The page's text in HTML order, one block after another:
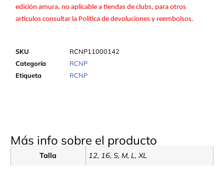
edición amura, no aplicable a tiendas de clubs, para otros
artículos consultar la Política de devoluciones y reembolsos.
SKU
RCNP11000142
Categoría
RCNP
Etiqueta
RCNP
Más info sobre el producto
Talla 12, 16, S, M, L, XL